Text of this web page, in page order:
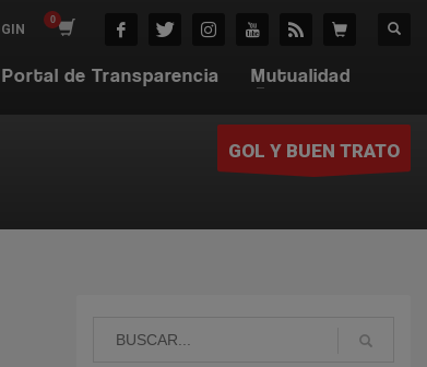
Portal de Transparencia
Mutualidad
GOL Y BUEN TRATO